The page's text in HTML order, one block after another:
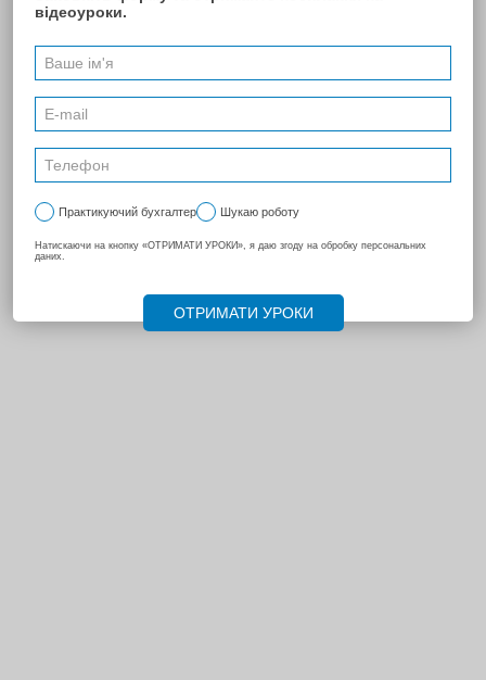
Благодарим Компанию "Лопань" за профессионализм,
ПОПЕРЕДНЯ
174 ... 208 215 224 ... 227 228
229
230 231 232 233 ... 270